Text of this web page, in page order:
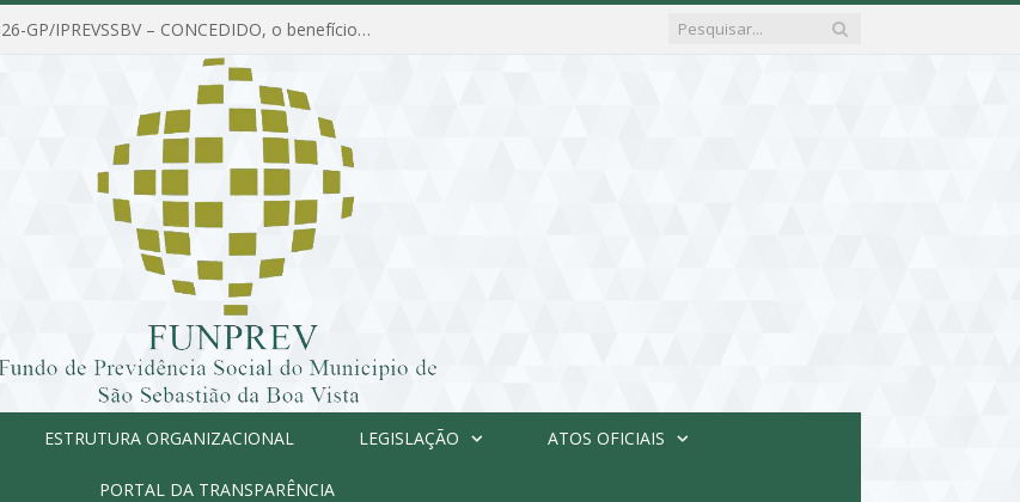
PORTARIA Nº 025/2026-GP/IPREVSSBV – CONCEDIDO, o benefício de PENSÃO a MARIA ESTELA DOS SANTOS SOUZA
ESTRUTURA ORGANIZACIONAL LEGISLAÇÃO ATOS OFICIAIS
PORTAL DA TRANSPARÊNCIA